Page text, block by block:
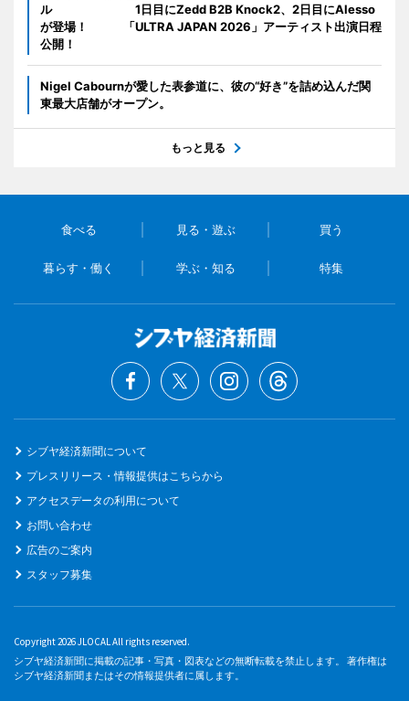
ル 1日目にZedd B2B Knock2、2日目にAlesso
が登場！ 「ULTRA JAPAN 2026」アーティスト出演日程
公開！
Nigel Cabournが愛した表参道に、彼の“好き”を詰め込んだ関
東最大店舗がオープン。
もっと見る
食べる 見る・遊ぶ 買う
暮らす・働く 学ぶ・知る 特集
シブヤ経済新聞について
プレスリリース・情報提供はこちらから
アクセスデータの利用について
お問い合わせ
広告のご案内
スタッフ募集
Copyright 2026 JLOCAL All rights reserved.
シブヤ経済新聞に掲載の記事・写真・図表などの無断転載を禁止します。 著作権は
シブヤ経済新聞またはその情報提供者に属します。